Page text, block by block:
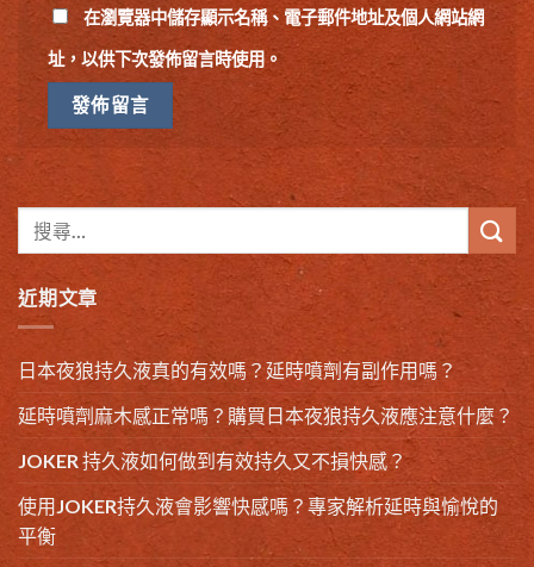
在瀏覽器中儲存顯示名稱、電子郵件地址及個人網站網
址，以供下次發佈留言時使用。
近期文章
日本夜狼持久液真的有效嗎？延時噴劑有副作用嗎？
延時噴劑麻木感正常嗎？購買日本夜狼持久液應注意什麼？
JOKER 持久液如何做到有效持久又不損快感？
使用JOKER持久液會影響快感嗎？專家解析延時與愉悅的
平衡